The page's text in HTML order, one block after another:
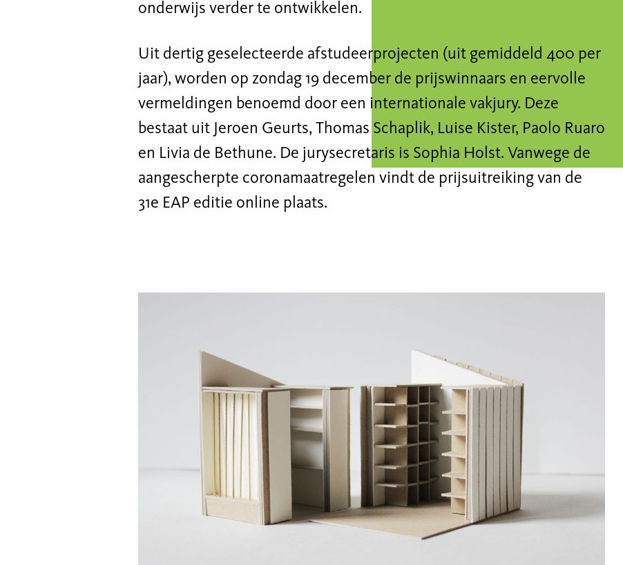
onderwijs verder te ontwikkelen.
Uit dertig geselecteerde afstudeerprojecten (uit gemiddeld 400 per
jaar), worden op zondag 19 december de prijswinnaars en eervolle
vermeldingen benoemd door een internationale vakjury. Deze
bestaat uit Jeroen Geurts, Thomas Schaplik, Luise Kister, Paolo Ruaro
en Livia de Bethune. De jurysecretaris is Sophia Holst. Vanwege de
aangescherpte coronamaatregelen vindt de prijsuitreiking van de
31e EAP editie online plaats.